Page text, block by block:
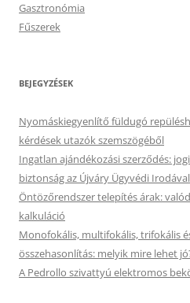
Gasztronómia
Fűszerek
BEJEGYZÉSEK
Nyomáskiegyenlítő füldugó
kérdések utazók szemszögéből
Ingatlan ajándékozási szerződés:
biztonság az Újváry Ügyvédi Irodával
Öntözőrendszer telepítés árak:
kalkuláció
Monofokális, multifokális, trifokális
összehasonlítás: melyik mire lehet
A Pedrollo szivattyú elektromos